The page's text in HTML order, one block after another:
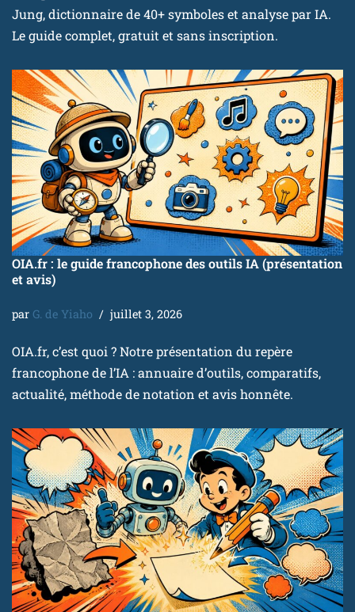
Jung, dictionnaire de 40+ symboles et analyse par IA.
Le guide complet, gratuit et sans inscription.
OIA.fr : le guide francophone des outils IA (présentation
et avis)
par G. de Yiaho juillet 3, 2026
OIA.fr, c’est quoi ? Notre présentation du repère
francophone de l’IA : annuaire d’outils, comparatifs,
actualité, méthode de notation et avis honnête.